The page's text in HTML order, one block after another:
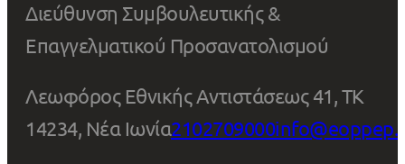
Διεύθυνση Συμβουλευτικής &
Επαγγελματικού Προσανατολισμού
Λεωφόρος Εθνικής Αντιστάσεως 41, ΤΚ
14234, Νέα Ιωνία2102709000